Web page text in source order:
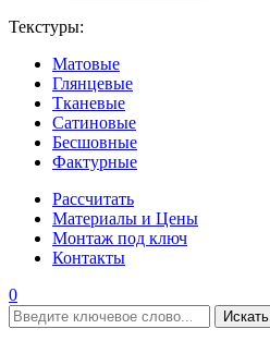
Текстуры:
Матовые
Глянцевые
Тканевые
Сатиновые
Бесшовные
Фактурные
Рассчитать
Материалы и Цены
Монтаж под ключ
Контакты
0
Искать